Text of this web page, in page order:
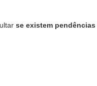
se existem pendências